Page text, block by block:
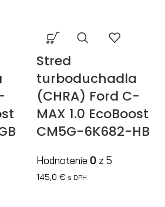
Stred
turboduchadla
(CHRA) Ford C-
MAX 1.0 EcoBoost
CM5G-6K682-HB
Hodnotenie 0 z 5
145,0 € s DPH